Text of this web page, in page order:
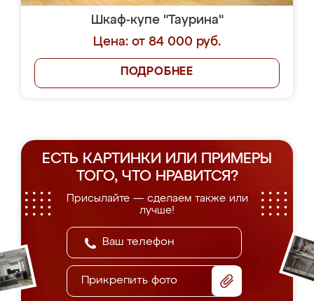
Шкаф-купе "Таурина"
Цена: от 84 000 руб.
ПОДРОБНЕЕ
ЕСТЬ КАРТИНКИ ИЛИ ПРИМЕРЫ
ТОГО, ЧТО НРАВИТСЯ?
Присылайте — сделаем также или
лучше!
Прикрепить фото